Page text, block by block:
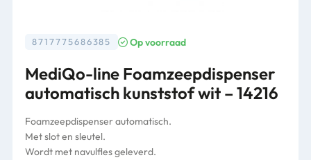
8717775686385 Op voorraad
MediQo-line Foamzeepdispenser
automatisch kunststof wit – 14216
Foamzeepdispenser automatisch.
Met slot en sleutel.
Wordt met navulfles geleverd.